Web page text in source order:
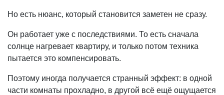
Но есть нюанс, который становится заметен не сразу.
Он работает уже с последствиями. То есть сначала
солнце нагревает квартиру, и только потом техника
пытается это компенсировать.
Поэтому иногда получается странный эффект: в одной
части комнаты прохладно, в другой всё ещё ощущается